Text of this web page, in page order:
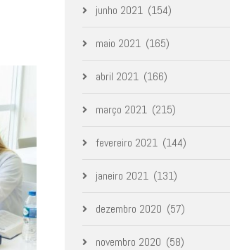
junho 2021 (154)
maio 2021 (165)
abril 2021 (166)
março 2021 (215)
fevereiro 2021 (144)
janeiro 2021 (131)
dezembro 2020 (57)
novembro 2020 (58)